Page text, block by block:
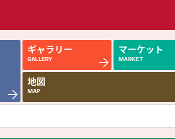
ギャラリー
GALLERY
マーケット
MARKET
地図
MAP